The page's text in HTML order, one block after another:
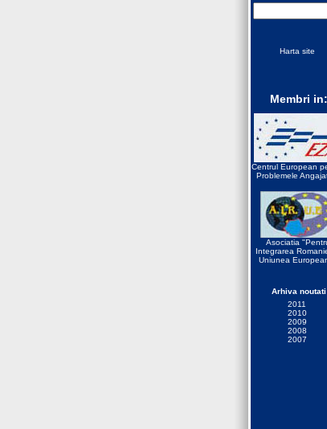
Harta site
Membri in:
Centrul European
Problemele
Asociatia
Integrarea
Uniunea
Arhiva noutati
2011
2010
2009
2008
2007